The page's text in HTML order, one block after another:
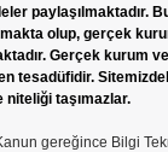
paylaşılmaktadır.
olup, gerçek
Gerçek kurum
tesadüfidir.
taşımazlar.
gereğince Bilgi